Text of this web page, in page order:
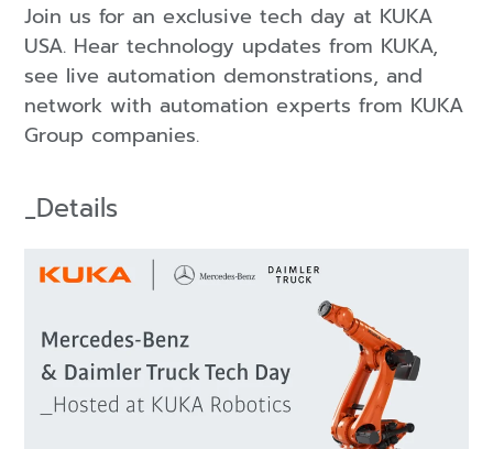
Join us for an exclusive tech day at KUKA
USA. Hear technology updates from KUKA,
see live automation demonstrations, and
network with automation experts from KUKA
Group companies.
_Details